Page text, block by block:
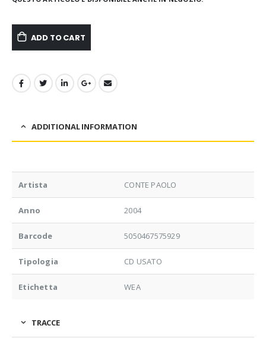
ADD TO CART
ADDITIONAL INFORMATION
Artista CONTE PAOLO
Anno 2004
Barcode 5050467575929
Tipologia CD USATO
Etichetta WEA
TRACCE